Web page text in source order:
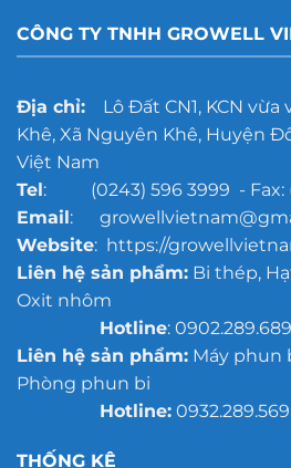
CÔNG TY TNHH GROWELL
Địa chỉ:Lô Đất CN1, KCN vừa
Khê, Xã Nguyên Khê, Huyện
Việt Nam
Tel: (0243) 596 3999 - Fax:
Email:
Website: https://
Liên hệ sản phẩm:Bi thép,
Oxit nhôm
Hotline:
Liên hệ sản phẩm:Máy phun
Phòng phun bi
Hotline:
THỐNG KÊ